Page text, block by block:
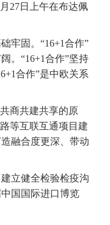
27日上午在布达佩
牢固。“16+1合作”
。“16+1合作”坚持
合作”是中欧关系
商共建共享的原
等互联互通项目建
融合度更深、带动
立健全检验检疫沟
国国际进口博览